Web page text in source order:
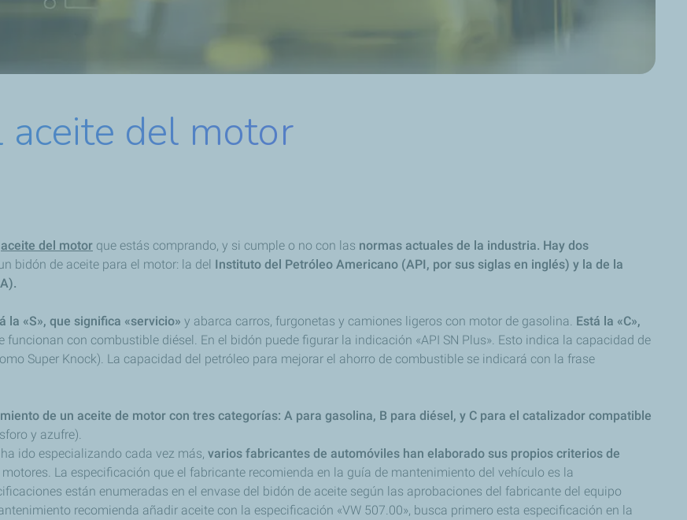
aceite del motor
aceite del motor que estás comprando, y si cumple o no con las normas actuales de la industria. Hay dos
bidón de aceite para el motor: la del Instituto del Petróleo Americano (API, por sus siglas en inglés) y la de la
la «S», que significa «servicio» y abarca carros, furgonetas y camiones ligeros con motor de gasolina. Está la «C»,
funcionan con combustible diésel. En el bidón puede figurar la indicación «API SN Plus». Esto indica la capacidad de
Super Knock). La capacidad del petróleo para mejorar el ahorro de combustible se indicará con la frase
de un aceite de motor con tres categorías: A para gasolina, B para diésel, y C para el catalizador compatible
y azufre).
ido especializando cada vez más, varios fabricantes de automóviles han elaborado sus propios criterios de
La especificación que el fabricante recomienda en la guía de mantenimiento del vehículo es la
están enumeradas en el envase del bidón de aceite según las aprobaciones del fabricante del equipo
recomienda añadir aceite con la especificación «VW 507.00», busca primero esta especificación en la